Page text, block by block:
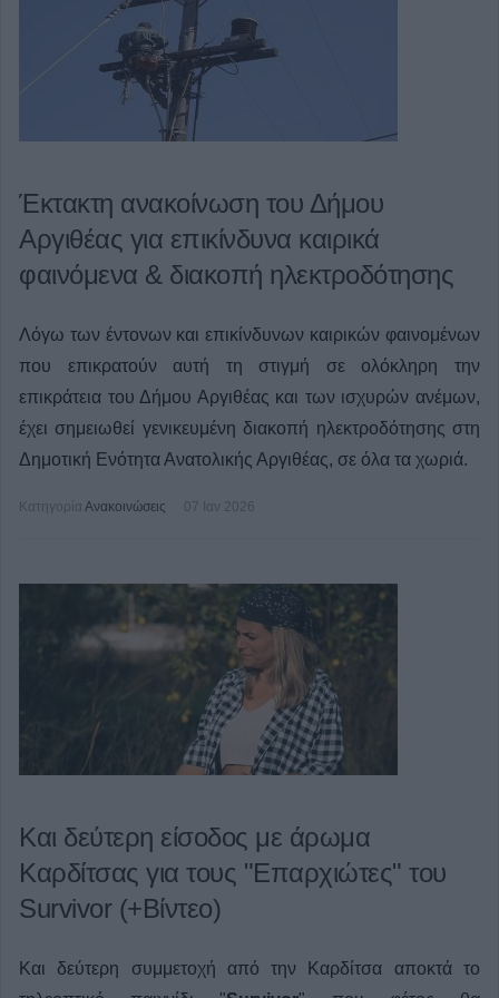
Έκτακτη ανακοίνωση του Δήμου
Αργιθέας για επικίνδυνα καιρικά
φαινόμενα & διακοπή ηλεκτροδότησης
Λόγω των έντονων και επικίνδυνων καιρικών φαινομένων
που επικρατούν αυτή τη στιγμή σε ολόκληρη την
επικράτεια του Δήμου Αργιθέας και των ισχυρών ανέμων,
έχει σημειωθεί γενικευμένη διακοπή ηλεκτροδότησης στη
Δημοτική Ενότητα Ανατολικής Αργιθέας, σε όλα τα χωριά.
Κατηγορία Ανακοινώσεις 07 Ιαν 2026
Και δεύτερη είσοδος με άρωμα
Καρδίτσας για τους "Επαρχιώτες" του
Survivor (+Βίντεο)
Και δεύτερη συμμετοχή από την Καρδίτσα αποκτά το